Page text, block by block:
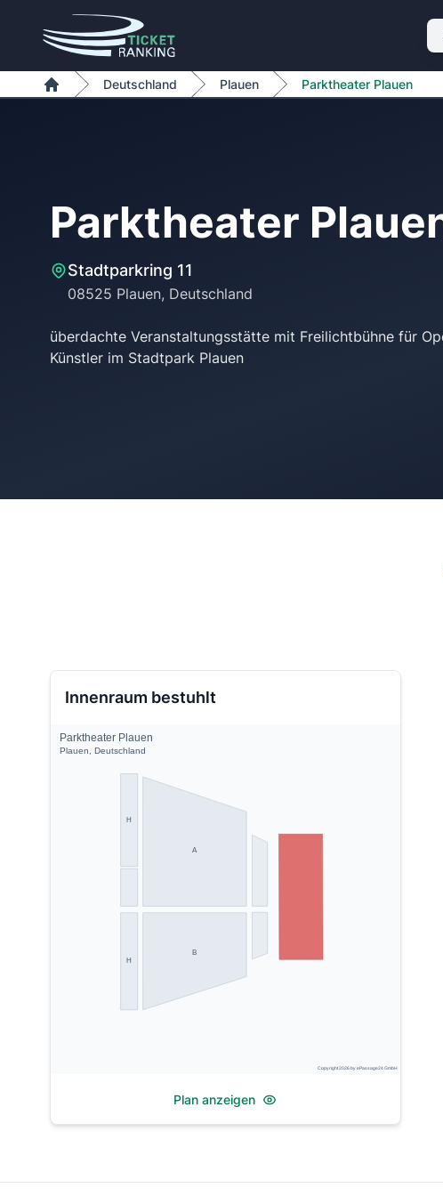
Zum Inhalt springen
Home
Deutschland Plauen Parktheater Plauen
Parktheater
Stadtparkring 11
08525 Plauen, Deutschland
überdachte Veranstaltungsstätte mit Freilichtbühne für
Künstler im Stadtpark Plauen
Innenraum bestuhlt
A
B
H
H
Parktheater Plauen
Plauen, Deutschland
Copyright 2026 by ePassage24 GmbH
Plan anzeigen